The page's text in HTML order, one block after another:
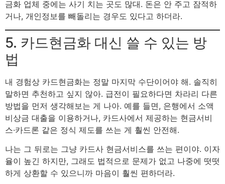
금화 업체 중에는 사기 치는 곳도 많대. 돈은 안 주고 잠적하
거나, 개인정보를 빼돌리는 경우도 있다고 하더라.
5. 카드현금화 대신 쓸 수 있는 방
법
내 경험상 카드현금화는 정말 마지막 수단이어야 해. 솔직히
말하면 추천하고 싶지 않아. 급전이 필요하다면 차라리 다른
방법을 먼저 생각해보는 게 나아. 예를 들면, 은행에서 소액
비상금 대출을 이용하거나, 카드사에서 제공하는 현금서비
스·카드론 같은 정식 제도를 쓰는 게 훨씬 안전해.
나는 그 뒤로는 그냥 카드사 현금서비스를 쓰는 편이야. 이자
율이 높긴 하지만, 그래도 법적으로 문제가 없고 나중에 떳떳
하게 상환할 수 있으니까 마음이 훨씬 편하더라.